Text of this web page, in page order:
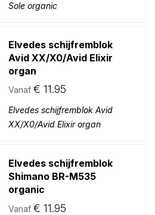
Sole organic
Elvedes schijfremblok
Avid XX/X0/Avid Elixir
organ
Vanaf € 11.95
Elvedes schijfremblok Avid
XX/X0/Avid Elixir organ
Elvedes schijfremblok
Shimano BR-M535
organic
Vanaf € 11.95